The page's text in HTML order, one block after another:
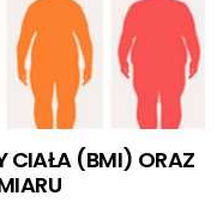
CIAŁA (BMI) ORAZ